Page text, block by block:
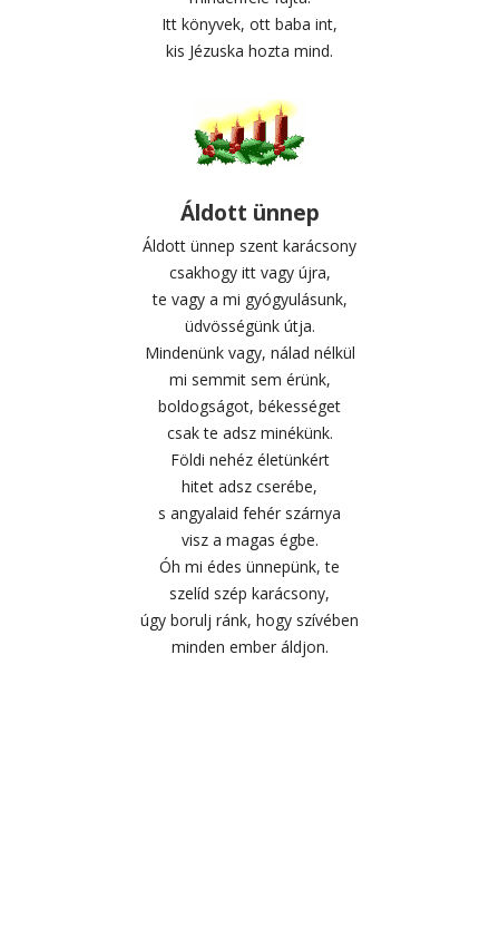
Itt könyvek, ott baba int,
kis Jézuska hozta mind.
Áldott ünnep
Áldott ünnep szent karácsony
csakhogy itt vagy újra,
te vagy a mi gyógyulásunk,
üdvösségünk útja.
Mindenünk vagy, nálad nélkül
mi semmit sem érünk,
boldogságot, békességet
csak te adsz minékünk.
Földi nehéz életünkért
hitet adsz cserébe,
s angyalaid fehér szárnya
visz a magas égbe.
Óh mi édes ünnepünk, te
szelíd szép karácsony,
úgy borulj ránk, hogy szívében
minden ember áldjon.